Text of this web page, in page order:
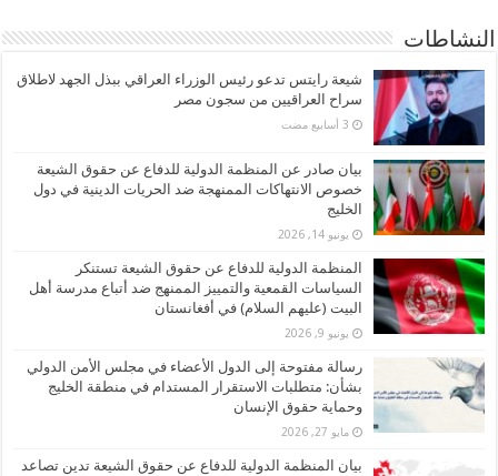
النشاطات
شيعة رايتس تدعو رئيس الوزراء العراقي ببذل الجهد لاطلاق
سراح العراقيين من سجون مصر
بيان صادر عن المنظمة الدولية للدفاع عن حقوق الشيعة
خصوص الانتهاكات الممنهجة ضد الحريات الدينية في دول
الخليج
يونيو 14, 2026
المنظمة الدولية للدفاع عن حقوق الشيعة تستنكر
السياسات القمعية والتمييز الممنهج ضد أتباع مدرسة أهل
البيت (عليهم السلام) في أفغانستان
يونيو 9, 2026
رسالة مفتوحة إلى الدول الأعضاء في مجلس الأمن الدولي
بشأن: متطلبات الاستقرار المستدام في منطقة الخليج
وحماية حقوق الإنسان
مايو 27, 2026
بيان المنظمة الدولية للدفاع عن حقوق الشيعة تدين تصاعد